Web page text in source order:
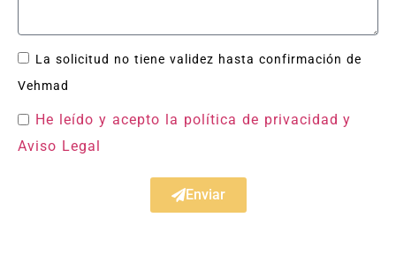
La solicitud no tiene validez hasta confirmación de
Vehmad
He leído y acepto la política de privacidad y
Aviso Legal
Enviar